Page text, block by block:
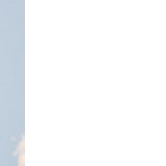
of Duitsland. Met Social Deal
nooit had ontdekt. Bij Social